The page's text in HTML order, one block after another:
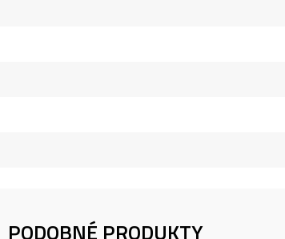
PODOBNÉ PRODUKTY